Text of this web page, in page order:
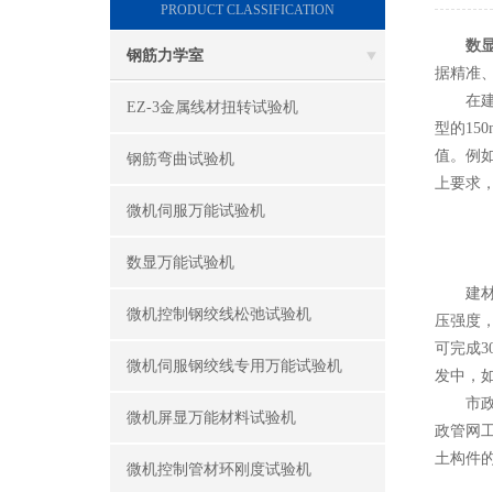
PRODUCT CLASSIFICATION
钢筋力学室
EZ-3金属线材扭转试验机
钢筋弯曲试验机
微机伺服万能试验机
数显万能试验机
微机控制钢绞线松弛试验机
微机伺服钢绞线专用万能试验机
微机屏显万能材料试验机
微机控制管材环刚度试验机
数
据精准
在建
型的
值。例
上要求
建材
压强度
可完成
发中，
市政
政管网
土构件